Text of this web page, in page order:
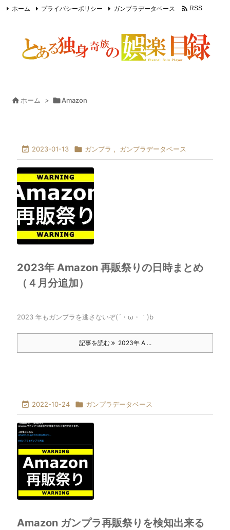
ホーム プライバシーポリシー ガンプラデータベース  RSS
ホーム > Amazon
 2023-01-13  ガンプラ , ガンプラデータベース
2023年 Amazon 再販祭りの日時まとめ
（４月分追加）
2023 年もガンプラを逃さないぞ(´・ω・｀)b
記事を読む 2023年 A ...
 2022-10-24  ガンプラデータベース
Amazon ガンプラ再販祭りを検知出来る